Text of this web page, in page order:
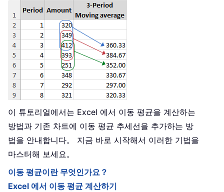
이 튜토리얼에서는 Excel 에서 이동 평균을 계산하는
방법과 기존 차트에 이동 평균 추세선을 추가하는 방
법을 안내합니다。 지금 바로 시작해서 이러한 기법을
마스터해 보세요。
이동 평균이란 무엇인가요？
Excel 에서 이동 평균 계산하기